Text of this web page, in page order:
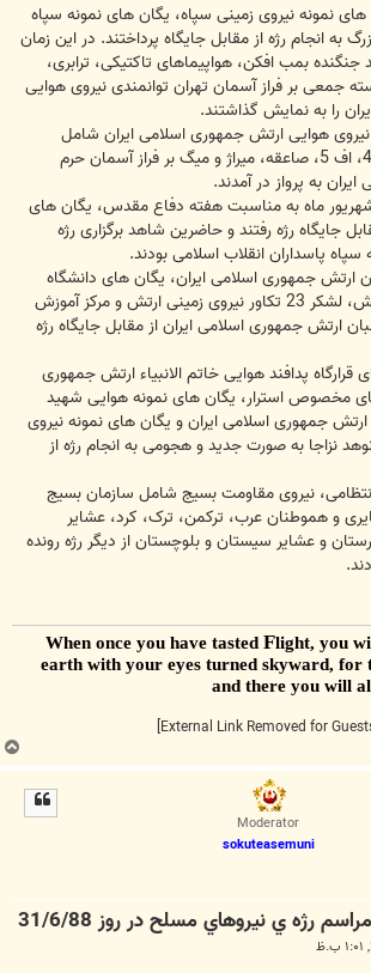
های نمونه نیروی زمینی سپاه، یگان های نمونه سپاه
به انجام رژه از مقابل جایگاه پرداختند. در این زمان
جنگنده بمب افکن، هواپیماهای تاکتیکی، ترابری،
جمعی بر فراز آسمان تهران توانمندی نیروی هوایی
را به نمایش گذاشتند.
هوایی ارتش جمهوری اسلامی ایران شامل
هواپیماهای سوخو، اف 4، اف 5، صاعقه، میراژ و میگ بر فراز آسمان حرم
به پرواز در آمدند.
مراسم رژه 31 شهریور ماه به مناسبت هفته دفاع مقدس، یگان های
جایگاه رژه رفتند و حاضرین شاهد برگزاری رژه
پاسداران انقلاب اسلامی بودند.
جمهوری اسلامی ایران، یگان های دانشگاه
افسری امام علی (ع) ارتش، لشکر 23 تکاور نیروی زمینی ارتش و مرکز آموزش
ارتش جمهوری اسلامی ایران از مقابل جایگاه رژه
قرارگاه پدافند هوایی خاتم الانبیاء ارتش جمهوری
مخصوص استرار، یگان های نمونه هوایی شهید
جمهوری اسلامی ایران و یگان های نمونه نیروی
ارتش، تیپ 65 نوهد نزاجا به صورت جدید و هجومی به انجام رژه از
نیروی مقاومت بسیج شامل سازمان بسیج
و هموطنان عرب، ترکمن، ترک، کرد، عشایر
و عشایر سیستان و بلوچستان از دیگر رژه رونده
Flight, you
earth with your eyes turned skyward, for
and there you will
ب
ا
Moderator
sokuteasemuni